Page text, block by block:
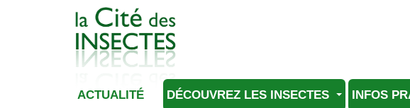
ACTUALITÉ DÉCOUVREZ LES INSECTES INFOS